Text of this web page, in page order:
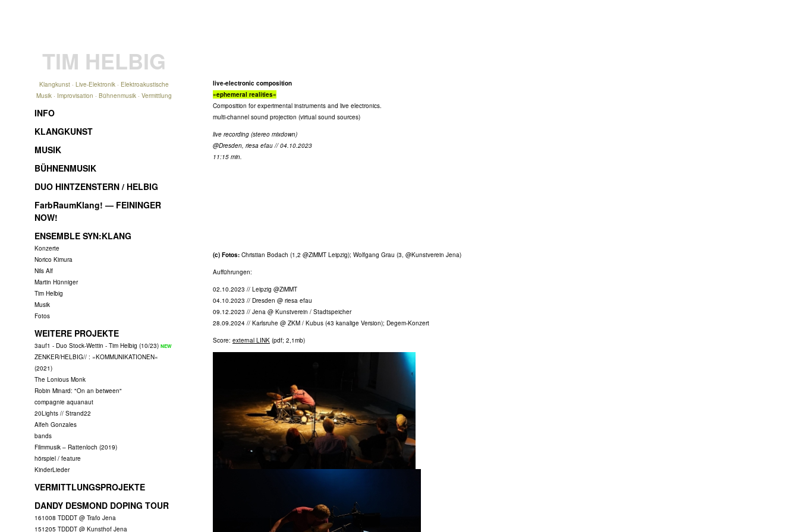
TIM HELBIG
Klangkunst · Live-Elektronik · Elektroakustische
Musik · Improvisation · Bühnenmusik · Vermittlung
INFO
KLANGKUNST
MUSIK
BÜHNENMUSIK
DUO HINTZENSTERN / HELBIG
FarbRaumKlang! — FEININGER
NOW!
ENSEMBLE SYN:KLANG
Konzerte
Norico Kimura
Nils Alf
Martin Hünniger
Tim Helbig
Musik
Fotos
WEITERE PROJEKTE
3auf1 - Duo Stock-Wettin - Tim Helbig (10/23)
ZENKER/HELBIG// : »KOMMUNIKATIONEN«
(2021)
The Lonious Monk
Robin Minard: "On an between"
compagnie aquanaut
20Lights // Strand22
Alfeh Gonzales
bands
Filmmusik – Rattenloch (2019)
hörspiel / feature
KinderLieder
VERMITTLUNGSPROJEKTE
DANDY DESMOND DOPING TOUR
161008 TDDDT @ Trafo Jena
151205 TDDDT @ Kunsthof Jena
live-electronic composition
»ephemeral realities«
Composition for experimental instruments and live electronics.
multi-channel sound projection (virtual sound sources)
live recording (stereo mixdown)
@Dresden, riesa efau // 04.10.2023
11:15 min.
(c) Fotos: Christian Bodach (1,2 @ZiMMT Leipzig); Wolfgang Grau (3, @Kunstverein Jena)
Aufführungen:
02.10.2023 // Leipzig @ZiMMT
04.10.2023 // Dresden @ riesa efau
09.12.2023 // Jena @ Kunstverein / Stadtspeicher
28.09.2024 // Karlsruhe @ ZKM / Kubus (43 kanalige Version); Degem-Konzert
Score: external LINK (pdf; 2,1mb)